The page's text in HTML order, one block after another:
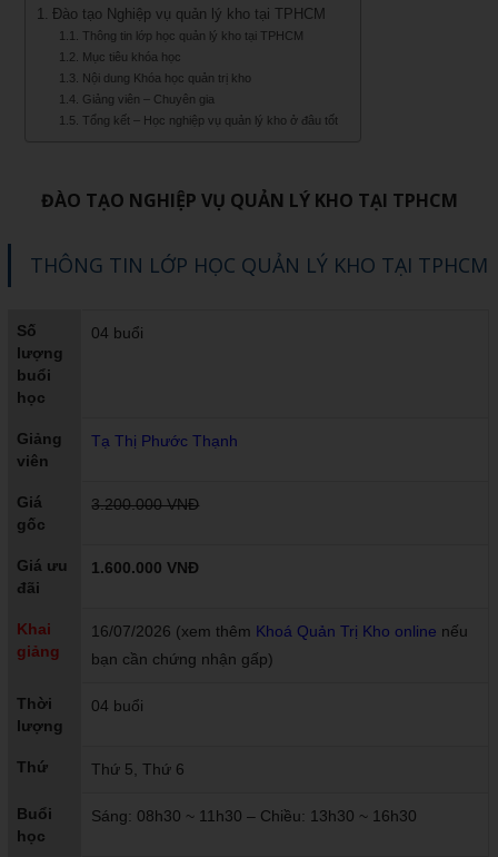
Đào tạo Nghiệp vụ quản lý kho tại TPHCM
Thông tin lớp học quản lý kho tại TPHCM
Mục tiêu khóa học
Nội dung Khóa học quản trị kho
Giảng viên – Chuyên gia
Tổng kết – Học nghiệp vụ quản lý kho ở đâu tốt
ĐÀO TẠO NGHIỆP VỤ QUẢN LÝ KHO TẠI TPHCM
THÔNG TIN LỚP HỌC QUẢN LÝ KHO TẠI TPHCM
Số
lượng
buổi
học
04 buổi
Giảng
viên
Tạ Thị Phước Thạnh
Giá
gốc
3.200.000 VNĐ
Giá ưu
đãi
1.600.000 VNĐ
Khai
giảng
16/07/2026 (xem thêm Khoá Quản Trị Kho online nếu
bạn cần chứng nhận gấp)
Thời
lượng
04 buổi
Thứ Thứ 5, Thứ 6
Buổi
học
Sáng: 08h30 ~ 11h30 – Chiều: 13h30 ~ 16h30